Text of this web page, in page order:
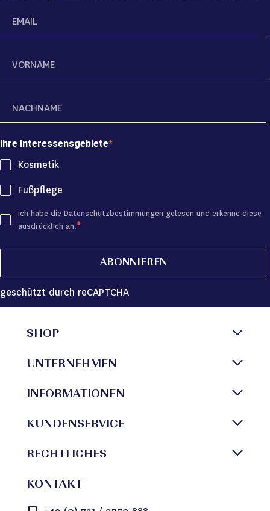
Ihre Interessensgebiete
Kosmetik
Fußpflege
Ich habe die Datenschutzbestimmungen gelesen und erkenne diese
ausdrücklich an.
ABONNIEREN
geschützt durch reCAPTCHA
SHOP
UNTERNEHMEN
INFORMATIONEN
KUNDENSERVICE
RECHTLICHES
KONTAKT